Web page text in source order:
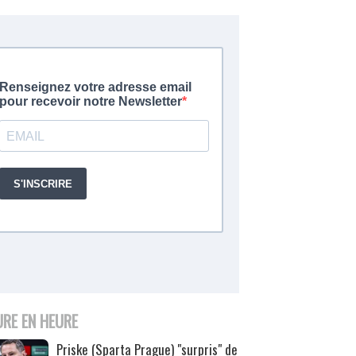
EN HEURE
Priske (Sparta Prague) "surpris" de